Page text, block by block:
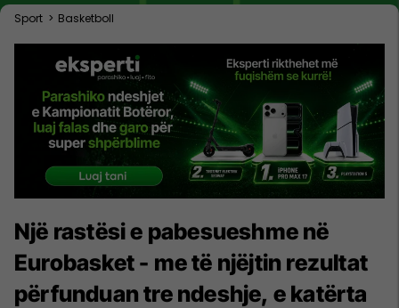
Sport > Basketboll
Një rastësi e pabesueshme në
Eurobasket - me të njëjtin rezultat
përfunduan tre ndeshje, e katërta